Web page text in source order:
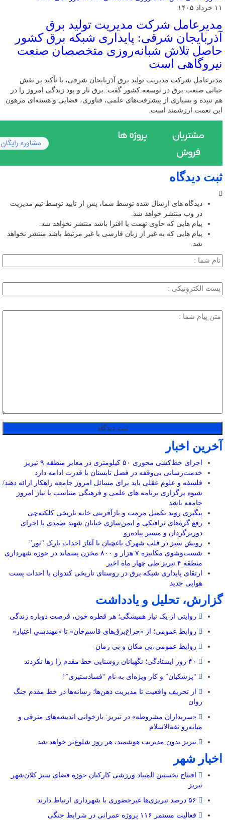
۱۱ خرداد ۱۴۰۵
مدیرعامل شرکت مدیریت تولید برق
آذربایجان شرقی: پایداری شبکه برق کشور
حاصل تلاش شبانه‌روزی متخصصان صنعت
نیروگاهی است
مدیرعامل شرکت مدیریت تولید برق آذربایجان شرقی، با تأکید بر نقش
حیاتی صنعت برق در توسعه کشور گفت: برق تار و پود زندگی امروز را در
هم تنیده و بسیاری از پیشرفت‌های علمی، فناوری، فضایی و هسته‌ای مرهون
این نعمت ارزشمند است.
ثبت دیدگاه
دیدگاه های ارسال شده توسط شما، پس از تایید توسط تیم مدیریت
در وب منتشر خواهد شد.
پیام هایی که حاوی تهمت یا افترا باشد منتشر نخواهد شد.
پیام هایی که به غیر از زبان فارسی یا غیر مرتبط باشد منتشر نخواهد
شد.
آخرین اخبار
اجرای خط‌کشی محوری ۵۰ کیلومتری در معابر منطقه ۹ تبریز
خدمت‌رسانی بی‌وقفه در فصل تابستان با قدرت ادامه دارد
فلسفه و علوم عقلی باید برای مسائل امروز جامعه راهکار ارائه دهند/
شیوه برگزاری برنامه‌ های علمی و فرهنگی متناسب با نیاز امروز
جامعه باشد
پیگیری روند تکمیل مرمت و بازآفرینی خانه تاریخی کلکته‌چی
رفع گره‌های ترافیکی و ایمن‌سازی خیابان شهید صمدی با اجرای
دوربرگردان و مسیر پیاده‌رو
رویش سبز در قلب شهرک یاغچیان با آغاز احداث پارک "نور"
شست‌وشوی مکانیزه ۷ هزار و ۸۰۰ مخزن پسماند در حوزه شهرداری
منطقه ۴ تبریز طی چهار ماه اخیر
ارتقای پایداری شبکه برق در روستای تاریخی کندوان با احداث پست
هوایی جدید
گزارش، تحلیل و یادداشت
روایتی از یک نیاز همیشگی؛ هر قطره خون، فرصت دوباره زندگی
روابط عمومی؛ از «چراغ‌برق‌های قاسم‌خان» تا «مهندسیِ اعتبار»
روابط عمومی،بی مکان و بی زمان
“پزشکیان” و کار ویژه‌ای به نام “فسادستیزی”!
از تحریف واقعیت تا مدیریت ذهن‌ها؛ رسانه‌ها در خط مقدم جنگ
روان
«سربداران مشروطه» در تبریز: بازخوانی اندیشه‌های مترقی و
میانه‌رو ثقه‌الاسلام
تبریز بدون مدیریت هوشمند، هر روز شلوغ‌تر خواهد شد
اخبار شهر
افتتاح نخستین المپیاد ورزشی کارکنان حوزه فضای سبز کلان‌شهر
تبریز
فعالیت مستمر ۱۱۶ پروژه عمرانی در شرایط جنگی